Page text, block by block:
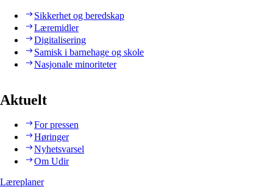
Sikkerhet og beredskap
Læremidler
Digitalisering
Samisk i barnehage og skole
Nasjonale minoriteter
Aktuelt
For pressen
Høringer
Nyhetsvarsel
Om Udir
Læreplaner